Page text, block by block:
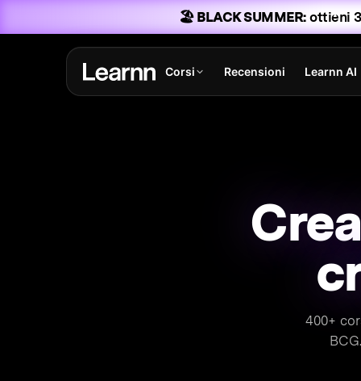
🏖️ BLACK SUMMER: ottieni
Corsi Recensioni Learnn AI
400+